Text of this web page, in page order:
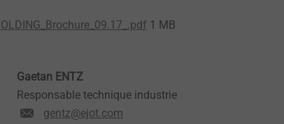
1 MB
Gaetan ENTZ
Responsable technique industrie
gentz@ejot.com